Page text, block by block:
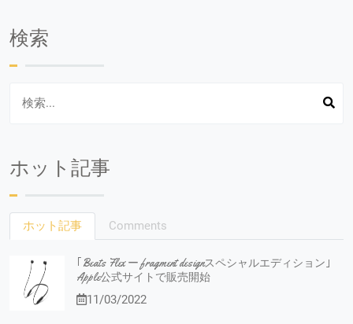
検索
ホット記事
ホット記事 Comments
｢Beats Flex ー fragment designスペシャルエディション｣
Apple公式サイトで販売開始
11/03/2022